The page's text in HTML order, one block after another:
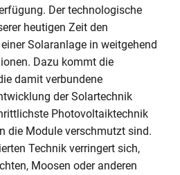
Der technologische
heutigen Zeit den
Solaranlage in weitgehend
Dazu kommt die
damit verbundene
der Solartechnik
Photovoltaiktechnik
die Module verschmutzt sind.
Technik verringert sich,
Moosen oder anderen